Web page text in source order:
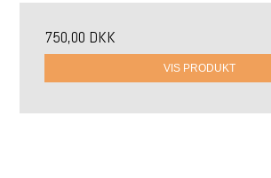
750,00 DKK
VIS PRODUKT